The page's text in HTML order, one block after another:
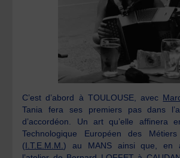
C’est d’abord à TOULOUSE, avec
Tania fera ses premiers pas dans
d’accordéon. Un art qu’elle affinera
Technologique Européen des
(I.T.E.M.M.) au MANS ainsi que, en